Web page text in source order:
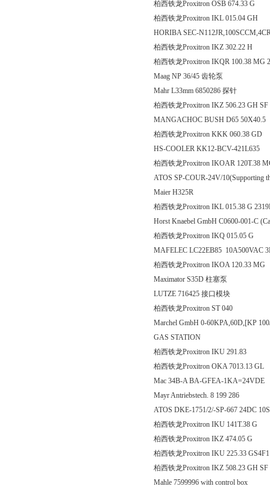
柏西铁龙Proxitron OSB
柏西铁龙Proxitron IKL
HORIBA SEC-
柏西铁龙Proxitron IKZ
柏西铁龙Proxitron IKQR 100.38 MG
Maag NP 36/45 齿轮泵
Mahr L33mm 6850286 探针
柏西铁龙Proxitron IKZ
MANGACHOC BUSH D65 50X40.5
柏西铁龙Proxitron KKK
HS-COOLER KK12-BCV-421L635
柏西铁龙Proxitron IKOAR
ATOS SP-COUR-24V/10(Supporting
Maier H325R
柏西铁龙Proxitron IKL 015.38 G
Horst Knaebel GmbH C0600-001-C
柏西铁龙Proxitron IKQ
MAFELEC LC22EB85 10A500VAC
柏西铁龙Proxitron IKOA
Maximator S35D 柱塞泵
LUTZE 716425 接口模块
柏西铁龙Proxitron ST
Marchel GmbH 0-60KPA,60D,[KP
GAS STATION
柏西铁龙Proxitron IKU
柏西铁龙Proxitron OKA
Mac 34B-A BA-GFEA-1KA=24VDE
Mayr Antriebstech. 8 199 286
ATOS DKE-1751/2/-SP-667 24DC
柏西铁龙Proxitron IKU
柏西铁龙Proxitron IKZ
柏西铁龙Proxitron IKU
柏西铁龙Proxitron IKZ
Mahle 7599996 with control box